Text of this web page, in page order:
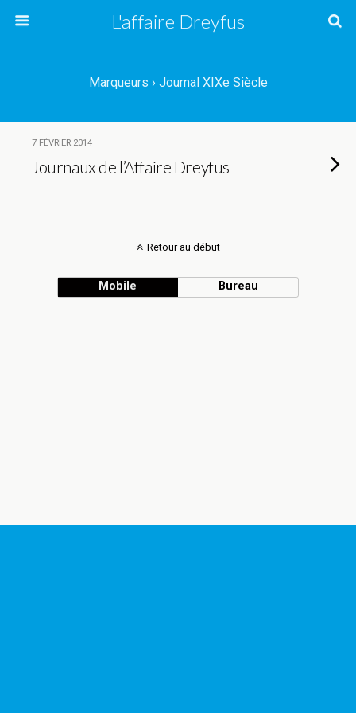
L'affaire Dreyfus
Marqueurs › Journal XIXe Siècle
7 FÉVRIER 2014
Journaux de l’Affaire Dreyfus
Retour au début
Mobile Bureau